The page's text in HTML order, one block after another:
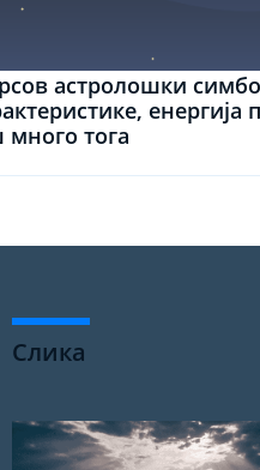
астролошки
енергија
много тога
Слика